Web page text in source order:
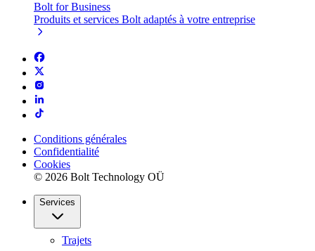
Bolt for Business
Produits et services Bolt adaptés à votre entreprise
Conditions générales
Confidentialité
Cookies
© 2026 Bolt Technology OÜ
Services
Trajets